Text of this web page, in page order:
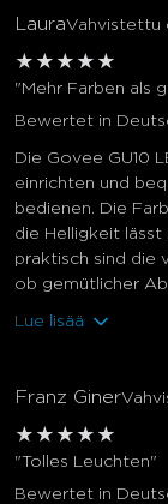
LauraVahvistettu
★ ★ ★ ★ ★
"Mehr Farben als
Bewertet in
Die Govee GU10
einrichten und
bedienen. Die
die Helligkeit lässt
praktisch sind die
ob gemütlicher
Lue lisää
Franz Giner
★ ★ ★ ★ ★
"Tolles Leuchten"
Bewertet in